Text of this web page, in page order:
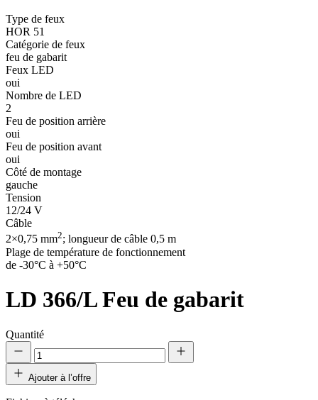
Type de feux
HOR 51
Catégorie de feux
feu de gabarit
Feux LED
oui
Nombre de LED
2
Feu de position arrière
oui
Feu de position avant
oui
Côté de montage
gauche
Tension
12/24 V
Câble
2×0,75 mm2; longueur de câble 0,5 m
Plage de température de fonctionnement
de -30°C à +50°C
LD 366/L Feu de gabarit
Quantité
Ajouter à l’offre